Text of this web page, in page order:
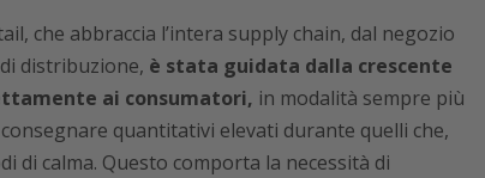
che abbraccia l’intera supply chain, dal negozio
distribuzione, è stata guidata dalla crescente
ai consumatori, in modalità sempre più
quantitativi elevati durante quelli che,
calma. Questo comporta la necessità di